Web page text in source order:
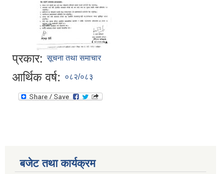
प्रकार: सूचना तथा समाचार
आर्थिक वर्ष: ०८२/०८३
बजेट तथा कार्यक्रम